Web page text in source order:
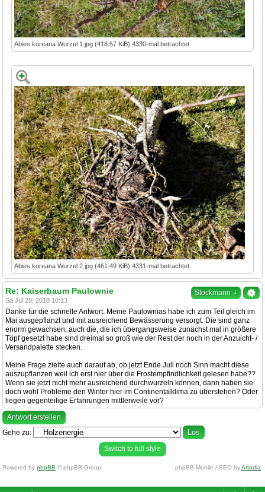
Abies koreana Wurzel 1.jpg (418.57 KiB) 4330-mal betrachtet
Abies koreana Wurzel 2.jpg (461.49 KiB) 4331-mal betrachtet
Stockmann ↓
Re: Kaiserbaum Paulownie
Sa Jul 28, 2018 10:13
Danke für die schnelle Antwort. Meine Paulownias habe ich zum Teil gleich im
Mai ausgepflanzt und mit ausreichend Bewässerung versorgt. Die sind ganz
enorm gewachsen, auch die, die ich übergangsweise zunächst mal in größere
Töpf gesetzt habe sind dreimal so groß wie der Rest der noch in der Anzuicht- /
Versandpalette stecken.
Meine Frage zielte auch darauf ab, ob jetzt Ende Juli noch Sinn macht diese
auszupflanzen weil ich erst hier über die Frostempfindlichkeit gelesen habe??
Wenn sie jetzt nicht mehr ausreichend durchwurzeln können, dann haben sie
doch wohl Probleme den Winter hier im Continentalklima zu überstehen? Oder
liegen gegenteilige Erfahrungen mittlerweile vor?
Antwort erstellen
Gehe zu:
Switch to full style
Powered by phpBB © phpBB Group. phpBB Mobile / SEO byArtodia